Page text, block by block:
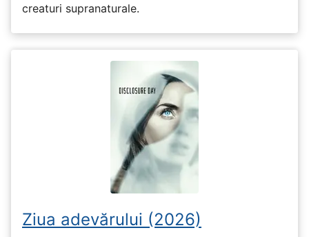
creaturi supranaturale.
Ziua adevărului (2026)